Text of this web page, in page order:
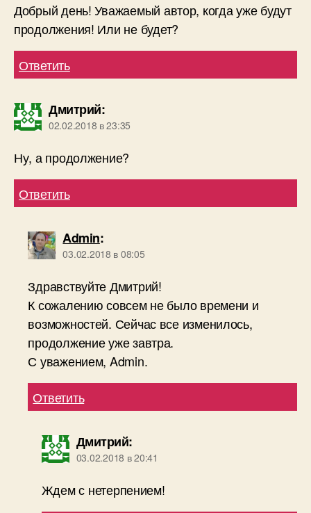
Добрый день! Уважаемый автор, когда уже будут
продолжения! Или не будет?
Ответить
Дмитрий:
02.02.2018 в 23:35
Ну, а продолжение?
Ответить
Admin:
03.02.2018 в 08:05
Здравствуйте Дмитрий!
К сожалению совсем не было времени и
возможностей. Сейчас все изменилось,
продолжение уже завтра.
С уважением, Admin.
Ответить
Дмитрий:
03.02.2018 в 20:41
Ждем с нетерпением!